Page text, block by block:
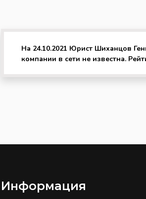
На 24.10.2021 Юрист Шиханцов
компании в сети не известна.
Информация